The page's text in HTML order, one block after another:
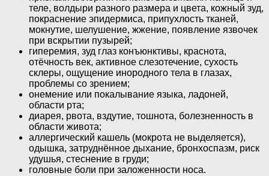
теле, волдыри разного размера и цвета, кожный зуд,
покраснение эпидермиса, припухлость тканей,
мокнутие, шелушение, жжение, появление язвочек
при вскрытии пузырей;
гиперемия, зуд глаз конъюнктивы, краснота,
отёчность век, активное слезотечение, сухость
склеры, ощущение инородного тела в глазах,
проблемы со зрением;
онемение или покалывание языка, ладоней,
области рта;
диарея, рвота, вздутие, тошнота, болезненность в
области живота;
аллергический кашель (мокрота не выделяется),
одышка, затруднённое дыхание, бронхоспазм, риск
удушья, стеснение в груди;
головные боли при заложенности носа.